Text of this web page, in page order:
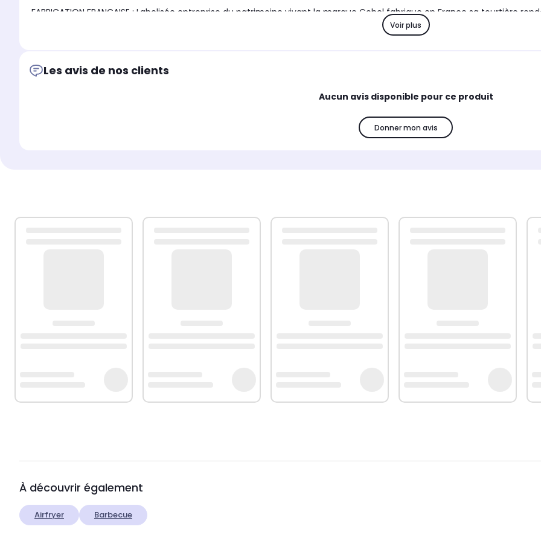
FABRICATION FRANÇAISE : Labelisée entreprise du patrimoine vivant la marque Gobel fabrique en France sa tourtière
Voir plus
Les avis de nos clients
Aucun avis disponible pour ce produit
Donner mon avis
À découvrir également
Airfryer Barbecue